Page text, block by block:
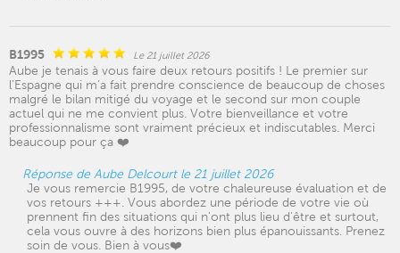
B1995 Le 21 juillet 2026
Aube je tenais à vous faire deux retours positifs ! Le premier sur
l’Espagne qui m’a fait prendre conscience de beaucoup de choses
malgré le bilan mitigé du voyage et le second sur mon couple
actuel qui ne me convient plus. Votre bienveillance et votre
professionnalisme sont vraiment précieux et indiscutables. Merci
beaucoup pour ça ❤️
Réponse de Aube Delcourt le 21 juillet 2026
Je vous remercie B1995, de votre chaleureuse évaluation et de
vos retours +++. Vous abordez une période de votre vie où
prennent fin des situations qui n'ont plus lieu d'être et surtout,
cela vous ouvre à des horizons bien plus épanouissants. Prenez
soin de vous. Bien à vous❤️